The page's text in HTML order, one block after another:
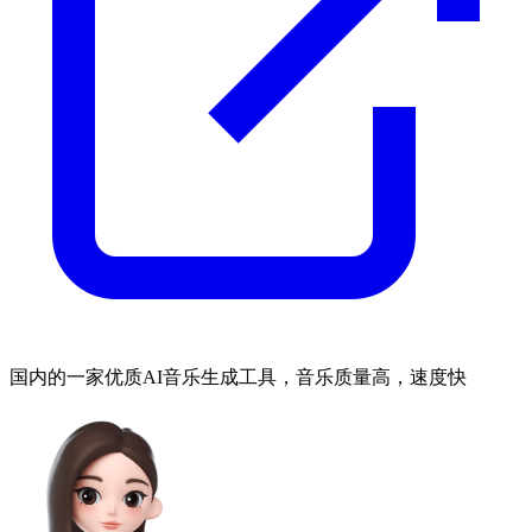
国内的一家优质AI音乐生成工具，音乐质量高，速度快